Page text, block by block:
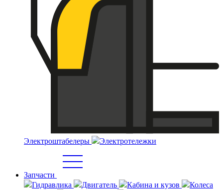
Электроштабелеры Электротележки
Запчасти
Гидравлика
Двигатель Кабина и кузов
Колеса